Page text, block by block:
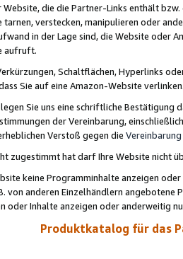
Website, die die Partner-Links enthält
tarnen, verstecken, manipulieren oder
in der Lage sind, die Website oder
aufruft.
Schaltflächen, Hyperlinks
Sie auf eine Amazon-Website
Sie uns eine schriftliche
der Vereinbarung,
Verstoß gegen die Vereinbarung
zugestimmt hat darf Ihre Website nicht
keine Programminhalte anzeigen
von anderen Einzelhändlern
oder Inhalte anzeigen oder anderweitig
Produktkatalog für das